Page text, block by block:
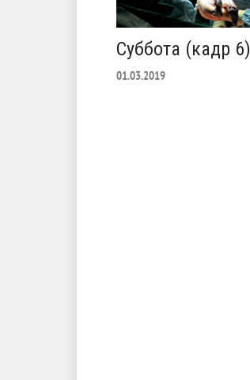
Суббота (кадр 6)
01.03.2019